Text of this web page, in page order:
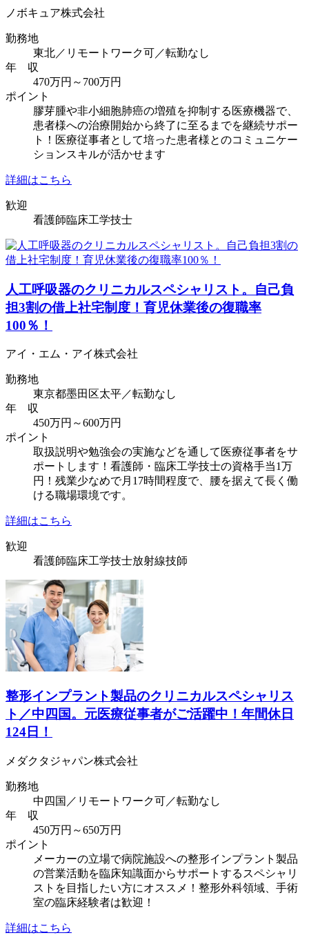
ノボキュア株式会社
勤務地
東北／リモートワーク可／転勤なし
年 収
470万円～700万円
ポイント
膠芽腫や非小細胞肺癌の増殖を抑制する医療機器で、
患者様への治療開始から終了に至るまでを継続サポー
ト！医療従事者として培った患者様とのコミュニケー
ションスキルが活かせます
詳細はこちら
歓迎
看護師臨床工学技士
人工呼吸器のクリニカルスペシャリスト。自己負
担3割の借上社宅制度！育児休業後の復職率
100％！
アイ・エム・アイ株式会社
勤務地
東京都墨田区太平／転勤なし
年 収
450万円～600万円
ポイント
取扱説明や勉強会の実施などを通して医療従事者をサ
ポートします！看護師・臨床工学技士の資格手当1万
円！残業少なめで月17時間程度で、腰を据えて長く働
ける職場環境です。
詳細はこちら
歓迎
看護師臨床工学技士放射線技師
整形インプラント製品のクリニカルスペシャリス
ト／中四国。元医療従事者がご活躍中！年間休日
124日！
メダクタジャパン株式会社
勤務地
中四国／リモートワーク可／転勤なし
年 収
450万円～650万円
ポイント
メーカーの立場で病院施設への整形インプラント製品
の営業活動を臨床知識面からサポートするスペシャリ
ストを目指したい方にオススメ！整形外科領域、手術
室の臨床経験者は歓迎！
詳細はこちら